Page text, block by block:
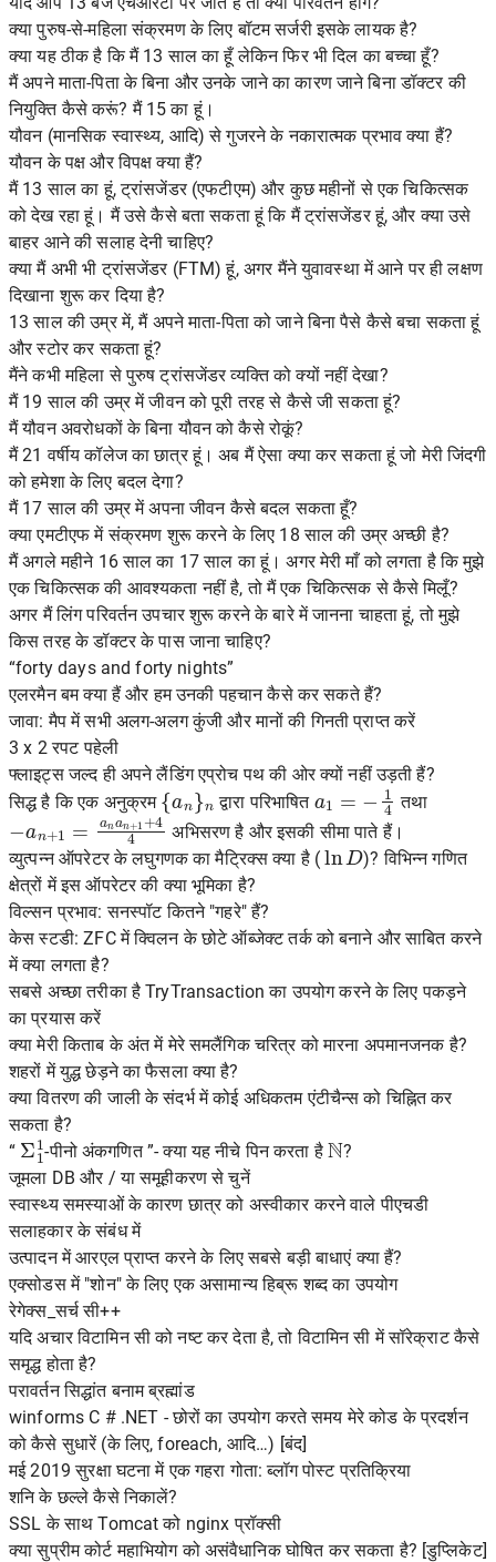
क्या पुरुष-से-महिला संक्रमण के लिए बॉटम सर्जरी इसके लायक है?
क्या यह ठीक है कि मैं 13 साल का हूँ लेकिन फिर भी दिल का बच्चा हूँ?
मैं अपने माता-पिता के बिना और उनके जाने का कारण जाने बिना डॉक्टर की
नियुक्ति कैसे करूं? मैं 15 का हूं।
यौवन (मानसिक स्वास्थ्य, आदि) से गुजरने के नकारात्मक प्रभाव क्या हैं?
यौवन के पक्ष और विपक्ष क्या हैं?
मैं 13 साल का हूं, ट्रांसजेंडर (एफटीएम) और कुछ महीनों से एक चिकित्सक
को देख रहा हूं। मैं उसे कैसे बता सकता हूं कि मैं ट्रांसजेंडर हूं, और क्या उसे
बाहर आने की सलाह देनी चाहिए?
क्या मैं अभी भी ट्रांसजेंडर (FTM) हूं, अगर मैंने युवावस्था में आने पर ही लक्षण
दिखाना शुरू कर दिया है?
13 साल की उम्र में, मैं अपने माता-पिता को जाने बिना पैसे कैसे बचा सकता हूं
और स्टोर कर सकता हूं?
मैंने कभी महिला से पुरुष ट्रांसजेंडर व्यक्ति को क्यों नहीं देखा?
मैं 19 साल की उम्र में जीवन को पूरी तरह से कैसे जी सकता हूं?
मैं यौवन अवरोधकों के बिना यौवन को कैसे रोकूं?
मैं 21 वर्षीय कॉलेज का छात्र हूं। अब मैं ऐसा क्या कर सकता हूं जो मेरी जिंदगी
को हमेशा के लिए बदल देगा?
मैं 17 साल की उम्र में अपना जीवन कैसे बदल सकता हूँ?
क्या एमटीएफ में संक्रमण शुरू करने के लिए 18 साल की उम्र अच्छी है?
मैं अगले महीने 16 साल का 17 साल का हूं। अगर मेरी माँ को लगता है कि मुझे
एक चिकित्सक की आवश्यकता नहीं है, तो मैं एक चिकित्सक से कैसे मिलूँ?
अगर मैं लिंग परिवर्तन उपचार शुरू करने के बारे में जानना चाहता हूं, तो मुझे
किस तरह के डॉक्टर के पास जाना चाहिए?
“forty days and forty nights”
एलरमैन बम क्या हैं और हम उनकी पहचान कैसे कर सकते हैं?
जावा: मैप में सभी अलग-अलग कुंजी और मानों की गिनती प्राप्त करें
3 x 2 रपट पहेली
फ्लाइट्स जल्द ही अपने लैंडिंग एप्रोच पथ की ओर क्यों नहीं उड़ती हैं?
सिद्ध है कि एक अनुक्रम
{an }n
द्वारा परिभाषित
a 1= −1 4
तथा
an+ a nan+1+4 4
अभिसरण है और इसकी सीमा पाते हैं।
व्युत्पन्न ऑपरेटर के लघुगणक का मैट्रिक्स क्या है (
ln D
)? विभिन्न गणित
क्षेत्रों में इस ऑपरेटर की क्या भूमिका है?
विल्सन प्रभाव: सनस्पॉट कितने "गहरे" हैं?
केस स्टडी: ZFC में क्विलन के छोटे ऑब्जेक्ट तर्क को बनाने और साबित करने
में क्या लगता है?
सबसे अच्छा तरीका है TryTransaction का उपयोग करने के लिए पकड़ने
का प्रयास करें
क्या मेरी किताब के अंत में मेरे समलैंगिक चरित्र को मारना अपमानजनक है?
शहरों में युद्ध छेड़ने का फैसला क्या है?
क्या वितरण की जाली के संदर्भ में कोई अधिकतम एंटीचैन्स को चिह्नित कर
सकता है?
“
Σ11
-पीनो अंकगणित ”- क्या यह नीचे पिन करता है
N
?
जूमला DB और / या समूहीकरण से चुनें
स्वास्थ्य समस्याओं के कारण छात्र को अस्वीकार करने वाले पीएचडी
सलाहकार के संबंध में
उत्पादन में आरएल प्राप्त करने के लिए सबसे बड़ी बाधाएं क्या हैं?
एक्सोडस में "शोन" के लिए एक असामान्य हिब्रू शब्द का उपयोग
रेगेक्स_सर्च सी++
यदि अचार विटामिन सी को नष्ट कर देता है, तो विटामिन सी में सॉरेक्राट कैसे
समृद्ध होता है?
परावर्तन सिद्धांत बनाम ब्रह्मांड
winforms C # .NET - छोरों का उपयोग करते समय मेरे कोड के प्रदर्शन
को कैसे सुधारें (के लिए, foreach, आदि…) [बंद]
मई 2019 सुरक्षा घटना में एक गहरा गोता: ब्लॉग पोस्ट प्रतिक्रिया
शनि के छल्ले कैसे निकालें?
SSL के साथ Tomcat को nginx प्रॉक्सी
क्या सुप्रीम कोर्ट महाभियोग को असंवैधानिक घोषित कर सकता है? [डुप्लिकेट]